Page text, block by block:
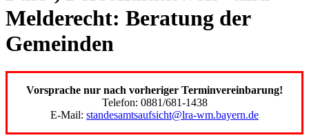
Melderecht: Beratung der
Gemeinden
Vorsprache nur nach vorheriger Terminvereinbarung!
Telefon: 0881/681-1438
E-Mail: standesamtsaufsicht@lra-wm.bayern.de